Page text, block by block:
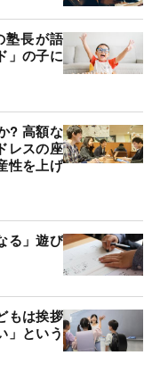
塾長が語
」の子に
? 高額な
レスの座
性を上げ
る」遊び
もは挨拶
」という